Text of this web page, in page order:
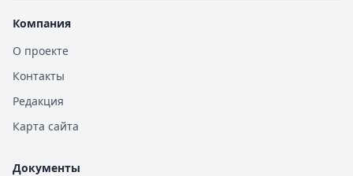
Компания
О проекте
Контакты
Редакция
Карта сайта
Документы